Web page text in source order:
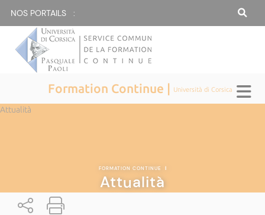
NOS PORTAILS :
Formation Continue | Università di Corsica
Attualità
FORMATION CONTINUE |
Attualità